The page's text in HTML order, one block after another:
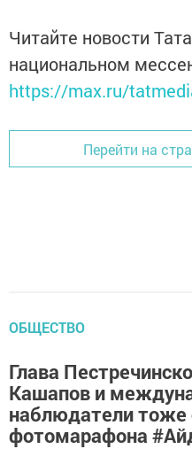
Читайте новости
национальном
https://max.ru/
Перейти на
ОБЩЕСТВО
Глава
Кашапов и
наблюдатели тоже
фотомарафона